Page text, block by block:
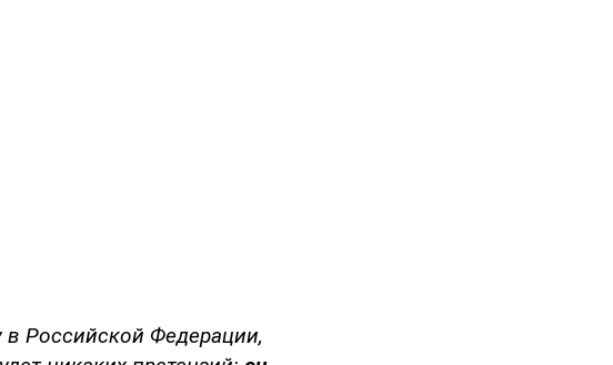
в Российской Федерации,